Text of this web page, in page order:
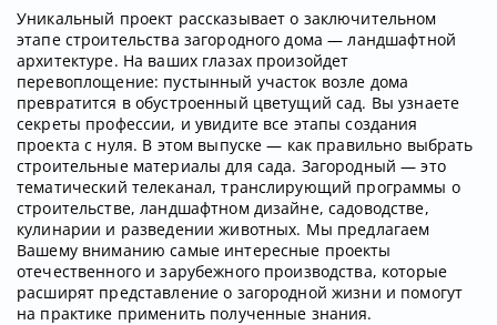
Уникальный проект рассказывает о заключительном
этапе строительства загородного дома — ландшафтной
архитектуре. На ваших глазах произойдет
перевоплощение: пустынный участок возле дома
превратится в обустроенный цветущий сад. Вы узнаете
секреты профессии, и увидите все этапы создания
проекта с нуля. В этом выпуске — как правильно выбрать
строительные материалы для сада. Загородный — это
тематический телеканал, транслирующий программы о
строительстве, ландшафтном дизайне, садоводстве,
кулинарии и разведении животных. Мы предлагаем
Вашему вниманию самые интересные проекты
отечественного и зарубежного производства, которые
расширят представление о загородной жизни и помогут
на практике применить полученные знания.